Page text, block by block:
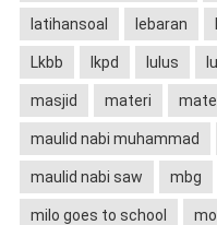
latihansoal lebaran
Lkbb lkpd lulus
masjid materi
maulid nabi muhammad
maulid nabi saw mbg
milo goes to school